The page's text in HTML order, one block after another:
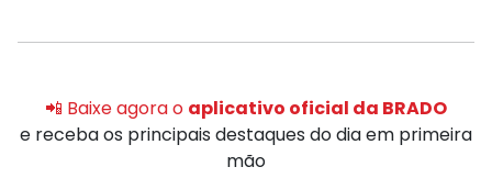
📲 Baixe agora o aplicativo oficial da BRADO
e receba os principais destaques do dia em primeira
mão